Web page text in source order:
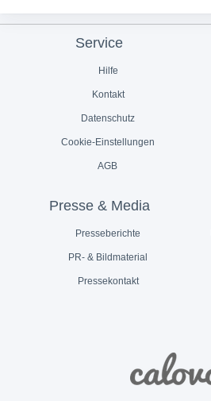
Service
Hilfe
Kontakt
Datenschutz
Cookie-Einstellungen
AGB
Presse & Media
Presseberichte
PR- & Bildmaterial
Pressekontakt